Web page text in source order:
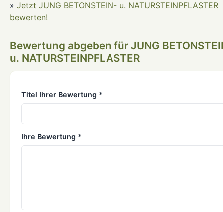
» Jetzt JUNG BETONSTEIN- u. NATURSTEINPFLASTER
bewerten!
Bewertung abgeben für JUNG
u. NATURSTEINPFLASTER
Titel Ihrer Bewertung *
Ihre Bewertung *